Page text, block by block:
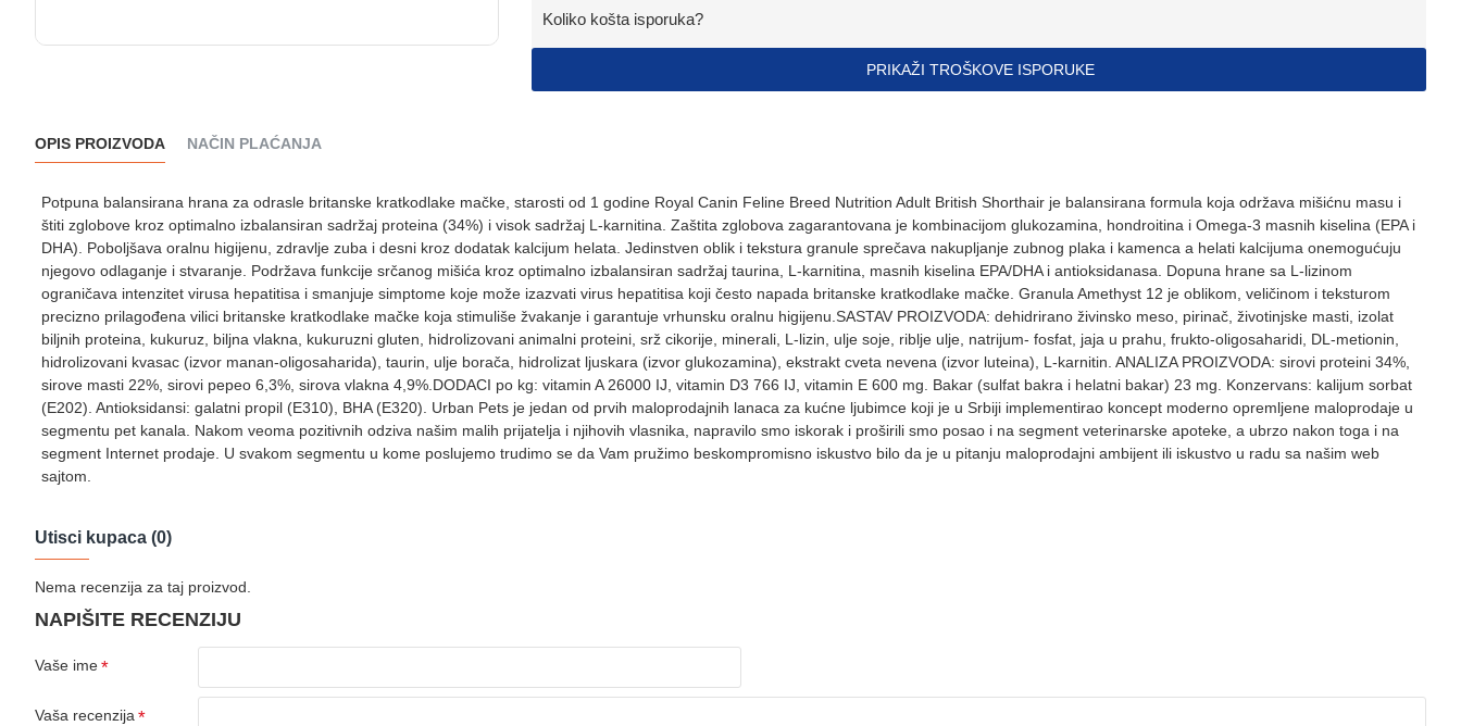
Koliko košta isporuka?
PRIKAŽI TROŠKOVE ISPORUKE
OPIS PROIZVODA NAČIN PLAĆANJA
Potpuna balansirana hrana za odrasle britanske kratkodlake mačke, starosti od 1 godine Royal Canin Feline Breed Nutrition Adult British Shorthair je balansirana formula koja održava mišićnu masu i
štiti zglobove kroz optimalno izbalansiran sadržaj proteina (34%) i visok sadržaj L-karnitina. Zaštita zglobova zagarantovana je kombinacijom glukozamina, hondroitina i Omega-3 masnih kiselina (EPA i
DHA). Poboljšava oralnu higijenu, zdravlje zuba i desni kroz dodatak kalcijum helata. Jedinstven oblik i tekstura granule sprečava nakupljanje zubnog plaka i kamenca a helati kalcijuma onemogućuju
njegovo odlaganje i stvaranje. Podržava funkcije srčanog mišića kroz optimalno izbalansiran sadržaj taurina, L-karnitina, masnih kiselina EPA/DHA i antioksidanasa. Dopuna hrane sa L-lizinom
ograničava intenzitet virusa hepatitisa i smanjuje simptome koje može izazvati virus hepatitisa koji često napada britanske kratkodlake mačke. Granula Amethyst 12 je oblikom, veličinom i teksturom
precizno prilagođena vilici britanske kratkodlake mačke koja stimuliše žvakanje i garantuje vrhunsku oralnu higijenu.SASTAV PROIZVODA: dehidrirano živinsko meso, pirinač, životinjske masti, izolat
biljnih proteina, kukuruz, biljna vlakna, kukuruzni gluten, hidrolizovani animalni proteini, srž cikorije, minerali, L-lizin, ulje soje, riblje ulje, natrijum- fosfat, jaja u prahu, frukto-oligosaharidi, DL-metionin,
hidrolizovani kvasac (izvor manan-oligosaharida), taurin, ulje borača, hidrolizat ljuskara (izvor glukozamina), ekstrakt cveta nevena (izvor luteina), L-karnitin. ANALIZA PROIZVODA: sirovi proteini 34%,
sirove masti 22%, sirovi pepeo 6,3%, sirova vlakna 4,9%.DODACI po kg: vitamin A 26000 IJ, vitamin D3 766 IJ, vitamin E 600 mg. Bakar (sulfat bakra i helatni bakar) 23 mg. Konzervans: kalijum sorbat
(E202). Antioksidansi: galatni propil (E310), BHA (E320). Urban Pets je jedan od prvih maloprodajnih lanaca za kućne ljubimce koji je u Srbiji implementirao koncept moderno opremljene maloprodaje u
segmentu pet kanala. Nakom veoma pozitivnih odziva našim malih prijatelja i njihovih vlasnika, napravilo smo iskorak i proširili smo posao i na segment veterinarske apoteke, a ubrzo nakon toga i na
segment Internet prodaje. U svakom segmentu u kome poslujemo trudimo se da Vam pružimo beskompromisno iskustvo bilo da je u pitanju maloprodajni ambijent ili iskustvo u radu sa našim web
sajtom.
Utisci kupaca (0)
Nema recenzija za taj proizvod.
NAPIŠITE RECENZIJU
Vaše ime
Vaša recenzija